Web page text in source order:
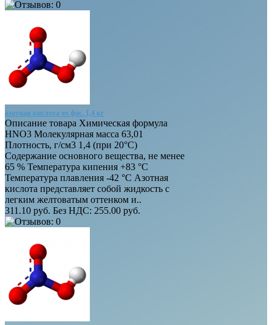
азотная кислота хч фас. 1,4 кг
Описание товара Химическая формула
HNO3 Молекулярная масса 63,01
Плотность, г/см3 1,4 (при 20°C)
Содержание основного вещества, не менее
65 % Температура кипения +83 °С
Температура плавления -42 °С Азотная
кислота представляет собой жидкость с
легким желтоватым оттенком и..
311.10 руб. Без НДС: 255.00 руб.